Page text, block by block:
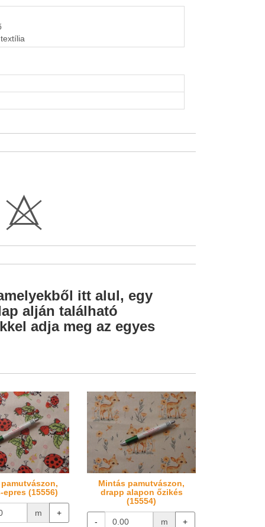
H
itt alul, egy
alján található
adja meg az egyes
epres (15556)
m +
Mintás pamutvászon,
drapp alapon őzikés
(15554)
- m +